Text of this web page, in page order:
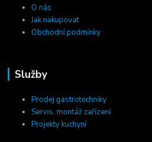
O nás
Jak nakupovat
Obchodní podmínky
Služby
Prodej gastrotechniky
Servis, montáž zařízení
Projekty kuchyní